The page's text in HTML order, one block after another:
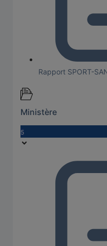
Rapport SPORT-
Ministère
5